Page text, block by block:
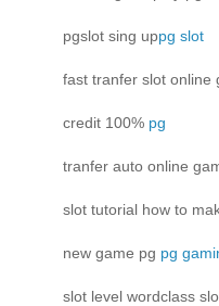
pgslot sing uppg slot
fast tranfer slot online
credit 100% pg
tranfer auto online
slot tutorial how to
new game pg pg
slot level wordclass